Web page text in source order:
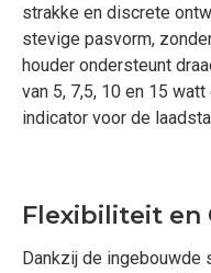
strakke en discrete
stevige pasvorm,
houder ondersteunt
van 5, 7,5, 10 en 15
indicator voor de
Flexibiliteit en
Dankzij de ingebouwde